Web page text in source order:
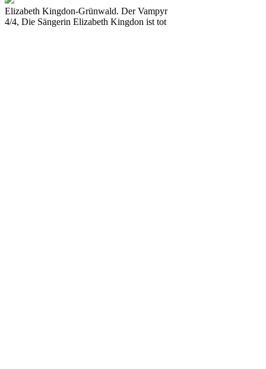
Elizabeth Kingdon-Grünwald. Der Vampyr
4/4, Die Sängerin Elizabeth Kingdon ist tot